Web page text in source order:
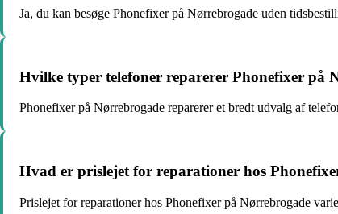
Ja, du kan besøge Phonefixer på Nørrebrogade uden
Hvilke typer telefoner reparerer Phonefixer på
Phonefixer på Nørrebrogade reparerer et bredt udvalg af
Hvad er prislejet for reparationer hos
Prislejet for reparationer hos Phonefixer på Nørrebrogade